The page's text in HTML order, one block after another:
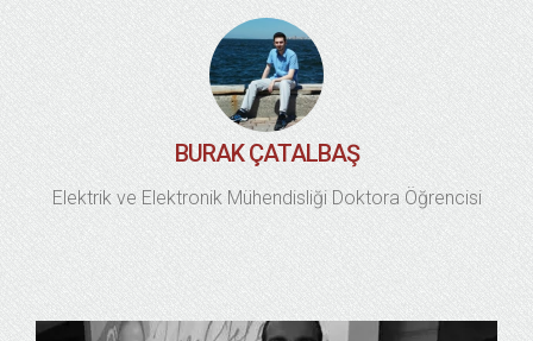
BURAK ÇATALBAŞ
Elektrik ve Elektronik Mühendisliği Doktora Öğrencisi